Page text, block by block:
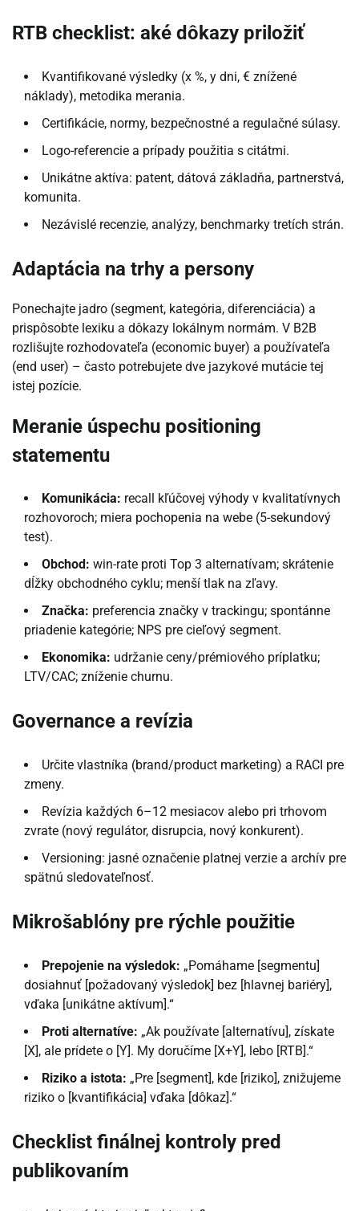
RTB checklist: aké dôkazy priložiť
Kvantifikované výsledky (x %, y dni, € znížené
náklady), metodika merania.
Certifikácie, normy, bezpečnostné a regulačné súlasy.
Logo-referencie a prípady použitia s citátmi.
Unikátne aktíva: patent, dátová základňa, partnerstvá,
komunita.
Nezávislé recenzie, analýzy, benchmarky tretích strán.
Adaptácia na trhy a persony
Ponechajte jadro (segment, kategória, diferenciácia) a
prispôsobte lexiku a dôkazy lokálnym normám. V B2B
rozlišujte rozhodovateľa (economic buyer) a používateľa
(end user) – často potrebujete dve jazykové mutácie tej
istej pozície.
Meranie úspechu positioning
statementu
Komunikácia: recall kľúčovej výhody v kvalitatívnych
rozhovoroch; miera pochopenia na webe (5-sekundový
test).
Obchod: win-rate proti Top 3 alternatívam; skrátenie
dĺžky obchodného cyklu; menší tlak na zľavy.
Značka: preferencia značky v trackingu; spontánne
priadenie kategórie; NPS pre cieľový segment.
Ekonomika: udržanie ceny/prémiového príplatku;
LTV/CAC; zníženie churnu.
Governance a revízia
Určite vlastníka (brand/product marketing) a RACI pre
zmeny.
Revízia každých 6–12 mesiacov alebo pri trhovom
zvrate (nový regulátor, disrupcia, nový konkurent).
Versioning: jasné označenie platnej verzie a archív pre
spätnú sledovateľnosť.
Mikrošablóny pre rýchle použitie
Prepojenie na výsledok: „Pomáhame [segmentu]
dosiahnuť [požadovaný výsledok] bez [hlavnej bariéry],
vďaka [unikátne aktívum].“
Proti alternatíve: „Ak používate [alternatívu], získate
[X], ale prídete o [Y]. My doručíme [X+Y], lebo [RTB].“
Riziko a istota: „Pre [segment], kde [riziko], znižujeme
riziko o [kvantifikácia] vďaka [dôkaz].“
Checklist finálnej kontroly pred
publikovaním